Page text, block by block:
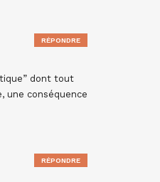
dont tout
une conséquence
RÉPONDRE
RÉPONDRE